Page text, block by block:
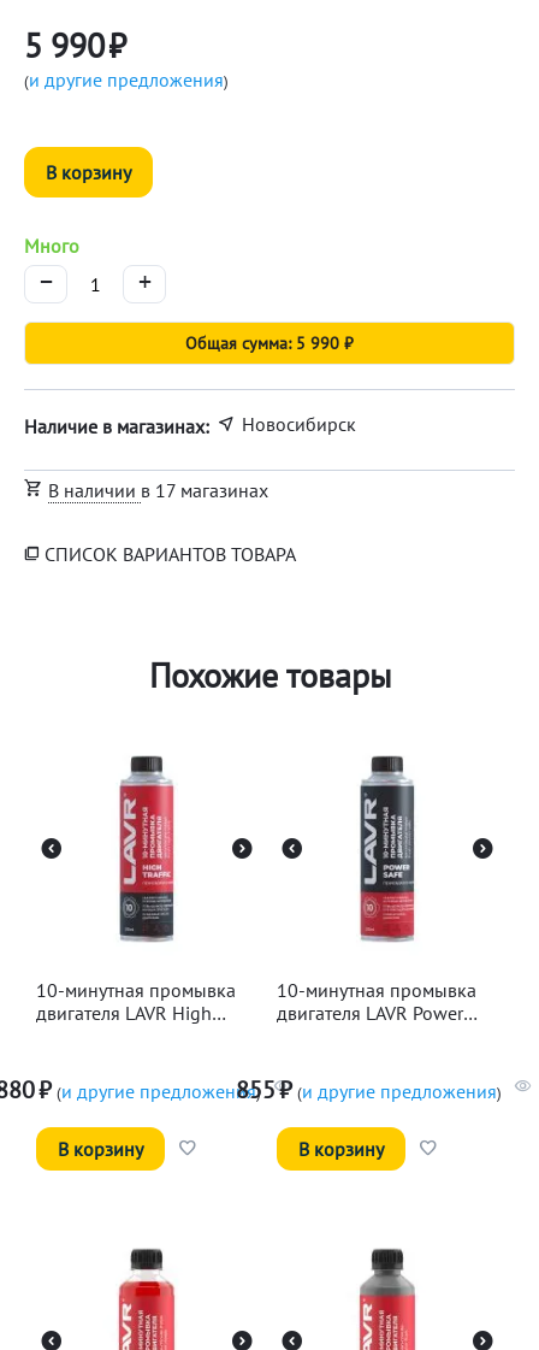
5 990₽
(и другие предложения)
В корзину
Много
+
−
Общая сумма: 5 990 ₽
Наличие в магазинах: Новосибирск
В наличии в 17 магазинах
СПИСОК ВАРИАНТОВ ТОВАРА
Похожие товары
10-минутная промывка
двигателя LAVR High
₽ (и другие предложения)
В корзину
10-минутная промывка
двигателя LAVR Power
855₽ (и другие предложения)
В корзину